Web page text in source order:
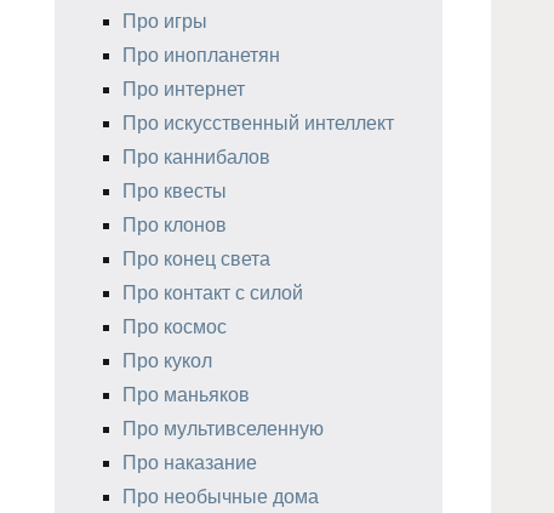
Про игры
Про инопланетян
Про интернет
Про искусственный интеллект
Про каннибалов
Про квесты
Про клонов
Про конец света
Про контакт с силой
Про космос
Про кукол
Про маньяков
Про мультивселенную
Про наказание
Про необычные дома